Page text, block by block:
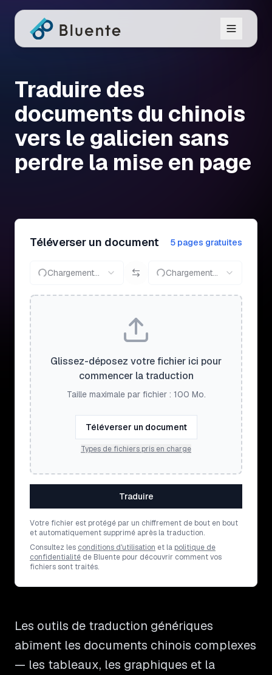
Traduire des
documents du chinois
vers le galicien sans
perdre la mise en page
Téléverser un document 5 pages gratuites
Chargement... Chargement...
Glissez-déposez votre fichier ici pour
commencer la traduction
Taille maximale par fichier : 100 Mo.
Téléverser un document
Types de fichiers pris en charge
Traduire
Votre fichier est protégé par un chiffrement de bout en bout
et automatiquement supprimé après la traduction.
Consultez les conditions d'utilisation et la politique de
confidentialité de Bluente pour découvrir comment vos
fichiers sont traités.
Les outils de traduction génériques
abîment les documents chinois complexes
— les tableaux, les graphiques et la